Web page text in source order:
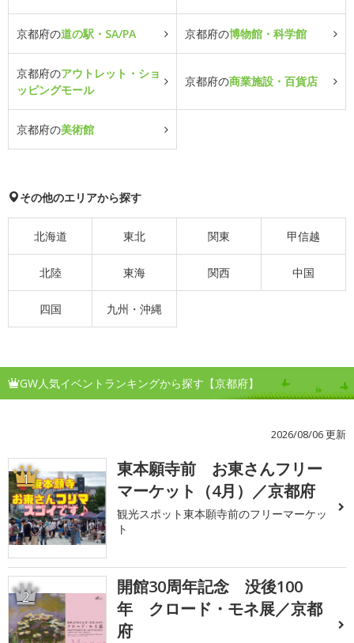
京都府の道の駅・SA/PA 京都府の博物館・科学館
京都府のアウトレット・ショ
ッピングモール
京都府の商業施設・百貨店
京都府の美術館
その他のエリアから探す
北海道 東北 関東 甲信越
北陸 東海 関西 中国
四国 九州・沖縄
GW人気イベントランキングから探す【京都府】
2026/08/06 更新
1
東本願寺前 お東さんフリー
マーケット（4月）／京都府
観光スポット東本願寺前のフリーマーケッ
ト
2
開館30周年記念 没後100
年 クロード・モネ展／京都
府